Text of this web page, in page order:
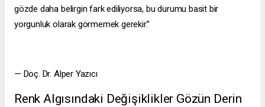
gözde daha belirgin fark ediliyorsa, bu durumu basit bir
yorgunluk olarak görmemek gerekir.”
— Doç. Dr. Alper Yazıcı
Renk Algısındaki Değişiklikler Gözün Derin